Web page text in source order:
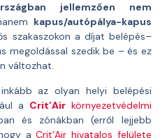
jellemzően nem
kapus/autópálya-kapus
szakaszokon a díjat belépés–
megoldással szedik be – és ez
változhat.
az olyan helyi belépési
a Crit’Airkörnyezetvédelmi
és zónákban (erről lejjebb
hogy aCrit’Air hivatalos felülete